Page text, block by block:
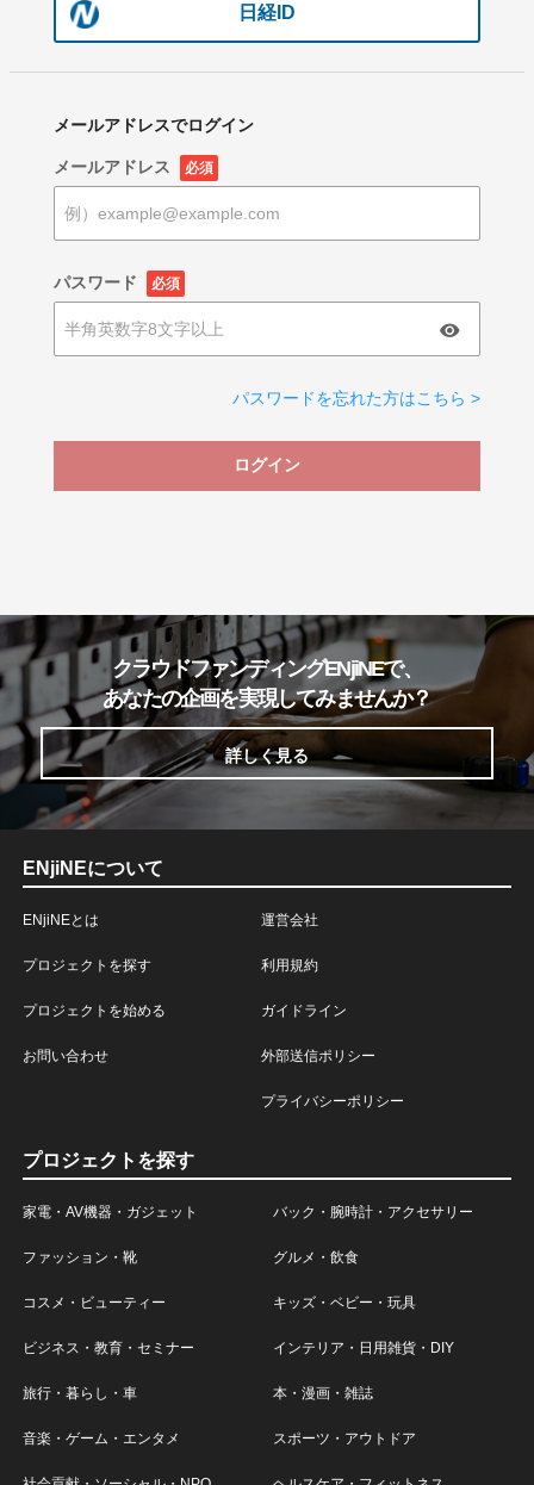
日経ID
メールアドレスでログイン
メールアドレス 必須
パスワード 必須
パスワードを忘れた方はこちら >
ログイン
クラウドファンディングENjiNEで、
あなたの企画を実現してみませんか？
詳しく見る
ENjiNEについて
ENjiNEとは
プロジェクトを探す
プロジェクトを始める
お問い合わせ
運営会社
利用規約
ガイドライン
外部送信ポリシー
プライバシーポリシー
プロジェクトを探す
家電・AV機器・ガジェット バック・腕時計・アクセサリー
ファッション・靴 グルメ・飲食
コスメ・ビューティー キッズ・ベビー・玩具
ビジネス・教育・セミナー インテリア・日用雑貨・DIY
旅行・暮らし・車 本・漫画・雑誌
音楽・ゲーム・エンタメ スポーツ・アウトドア